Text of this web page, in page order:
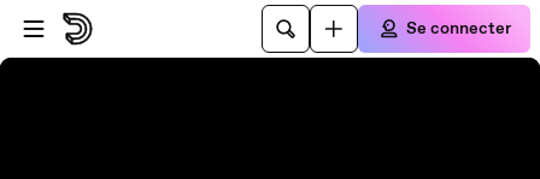
Passer au player
Passer au contenu principal
Se connecter